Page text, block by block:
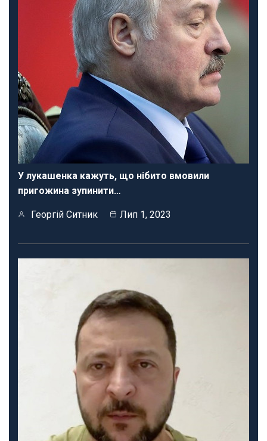
У лукашенка кажуть, що нібито вмовили
пригожина зупинити…
Георгій Ситник Лип 1, 2023